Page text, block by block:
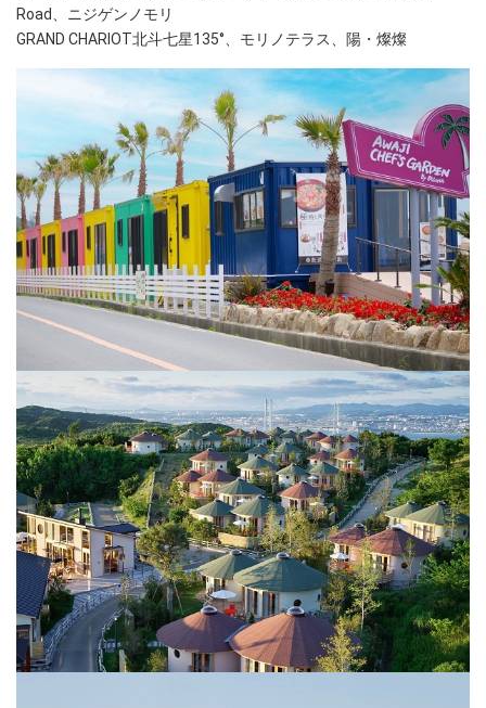
Road、ニジゲンノモリ
GRAND CHARIOT北斗七星135°、モリノテラス、陽・燦燦